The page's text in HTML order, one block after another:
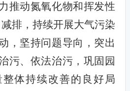
推动氮氧化物和挥发性
排，持续开展大气污染
，坚持问题导向，突出
污、依法治污，巩固园
体持续改善的良好局